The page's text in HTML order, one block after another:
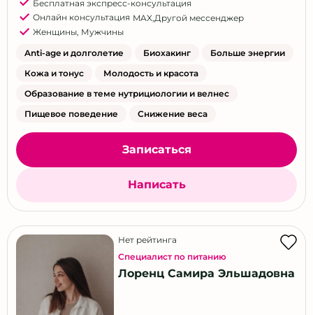
Бесплатная экспресс-консультация
Онлайн консультация MAX,Другой мессенджер
Женщины, Мужчины
Anti-age и долголетие Биохакинг
Больше энергии
Кожа и тонус
Молодость и красота
Образование в теме нутрициологии и велнес
Пищевое поведение
Снижение веса
Записаться
Написать
Нет рейтинга
Специалист по питанию
Лоренц Самира Эльшадовна